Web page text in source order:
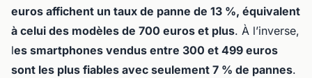
euros affichent un taux de panne de 13 %, équivalent
à celui des modèles de 700 euros et plus. À l’inverse,
les smartphones vendus entre 300 et 499 euros
sont les plus fiables avec seulement 7 % de pannes.